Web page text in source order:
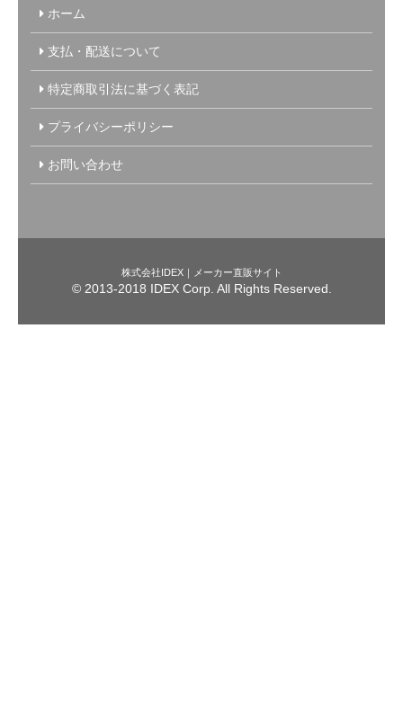
ホーム
支払・配送について
特定商取引法に基づく表記
プライバシーポリシー
お問い合わせ
株式会社IDEX｜メーカー直販サイト
© 2013-2018 IDEX Corp. All Rights Reserved.